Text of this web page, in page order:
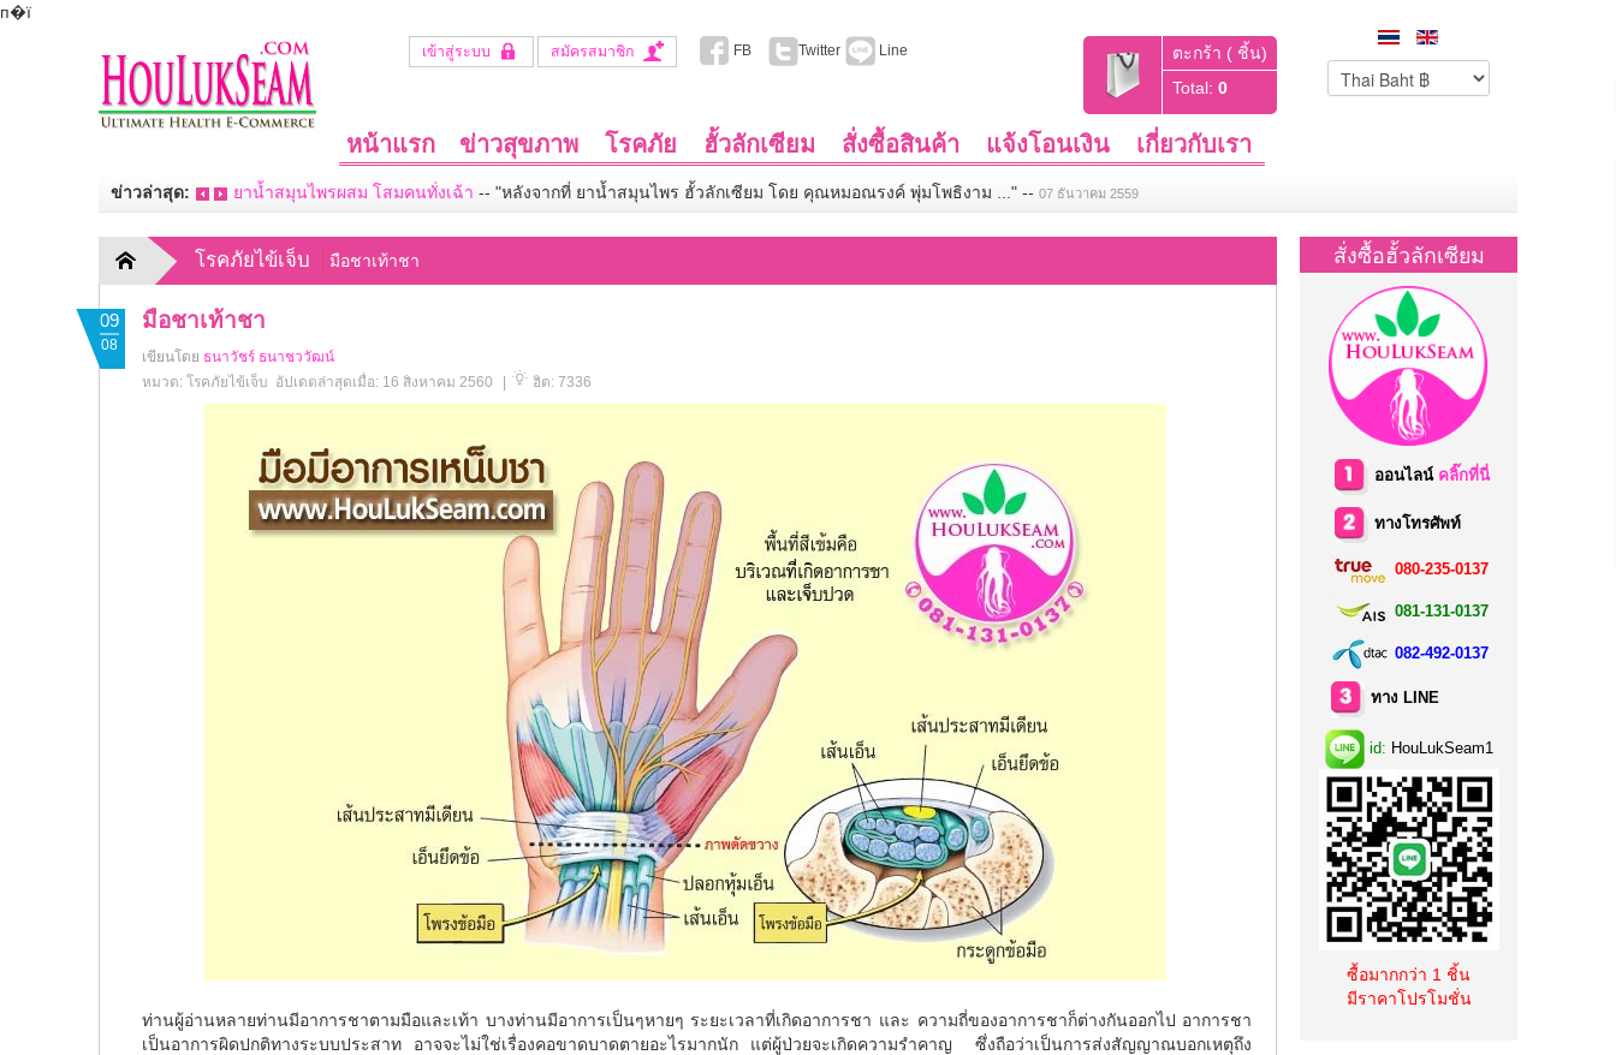
п�ї
เข้าสู่ระบบ สมัครสมาชิก FB Twitter Line
ตะกร้า ( ชิ้น)
Total:0
หน้าแรก ข่าวสุขภาพ โรคภัย ฮั้วลักเซียม สั่งซื้อสินค้า แจ้งโอนเงิน เกี่ยวกับเรา
ข่าวล่าสุด: ยาน้ำสมุนไพรผสม โสมคนทั่งเฉ้า -- "หลังจากที่ ยาน้ำสมุนไพร ฮั้วลักเซียม โดย คุณหมอณรงค์ พุ่มโพธิงาม ..." -- 07 ธันวาคม 2559
โรคภัยไข้เจ็บ มือชาเท้าชา
มือชาเท้าชา
เขียนโดย ธนาวัชร์ ธนาชววัฒน์
หมวด: โรคภัยไข้เจ็บ
09
08
อัปเดตล่าสุดเมื่อ: 16 สิงหาคม 2560 ฮิต: 7336
ท่านผู้อ่านหลายท่านมีอาการชาตามมือและเท้า บางท่านมีอาการเป็นๆหายๆ ระยะเวลาที่เกิดอาการชา และ ความถี่ของอาการชาก็ต่างกันออกไป อาการชา
เป็นอาการผิดปกติทางระบบประสาท อาจจะไม่ใช่เรื่องคอขาดบาดตายอะไรมากนัก แต่ผู้ป่วยจะเกิดความรำคาญ ซึ่งถือว่าเป็นการส่งสัญญาณบอกเหตุถึง
สั่งซื้อฮั้วลักเซียม
ออนไลน์ คลิ๊กที่นี่
ทางโทรศัพท์
080-235-0137
081-131-0137
082-492-0137
ทาง LINE
id: HouLukSeam1
ซื้อมากกว่า 1 ชิ้น
มีราคาโปรโมชั่น